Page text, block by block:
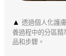
▲ 透過個人化護
養過程中的分區精
品和步驟。